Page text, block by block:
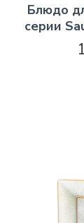
Блюдо
серии